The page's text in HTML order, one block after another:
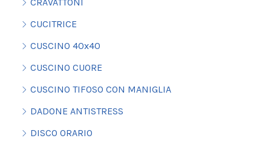
CRAVATTONI
CUCITRICE
CUSCINO 40x40
CUSCINO CUORE
CUSCINO TIFOSO CON MANIGLIA
DADONE ANTISTRESS
DISCO ORARIO